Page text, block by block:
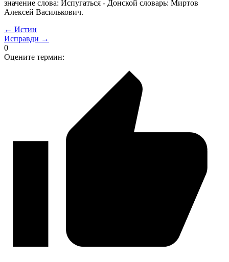
значение слова: Испугаться - Донской словарь: Миртов
Алексей Василькович.
← Истин
Исправди →
0
Оцените термин: